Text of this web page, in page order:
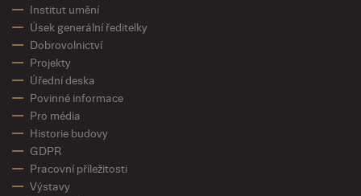
Institut umění
Úsek generální ředitelky
Dobrovolnictví
Projekty
Úřední deska
Povinné informace
Pro média
Historie budovy
GDPR
Pracovní příležitosti
Výstavy